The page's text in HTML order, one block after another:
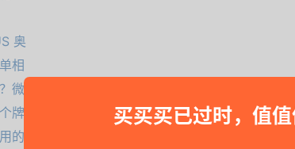
买买买已过时，值